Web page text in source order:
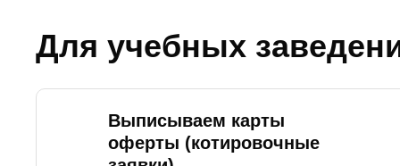
Для учебных
Выписываем карты
оферты (котировочные